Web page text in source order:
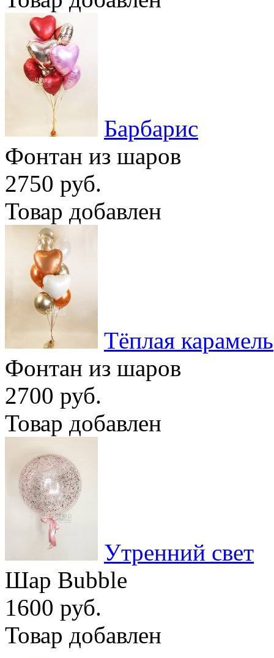
Барбарис
Фонтан из шаров
2750 руб.
Товар добавлен
Тёплая карамель
Фонтан из шаров
2700 руб.
Товар добавлен
Утренний свет
Шар Bubble
1600 руб.
Товар добавлен